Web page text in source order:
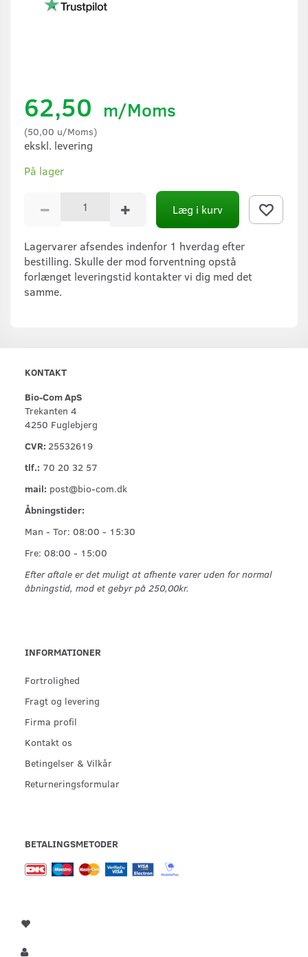
62,50 m/Moms
(50,00 u/Moms)
ekskl. levering
På lager
Læg i kurv
Lagervarer afsendes indenfor 1 hverdag efter
bestilling. Skulle der mod forventning opstå
forlænget leveringstid kontakter vi dig med det
samme.
KONTAKT
Bio-Com ApS
Trekanten 4
4250 Fuglebjerg
CVR: 25532619
tlf.: 70 20 32 57
mail: post@bio-com.dk
Åbningstider:
Man - Tor: 08:00 - 15:30
Fre: 08:00 - 15:00
Efter aftale er det muligt at afhente varer uden for normal
åbningstid, mod et gebyr på 250,00kr.
INFORMATIONER
Fortrolighed
Fragt og levering
Firma profil
Kontakt os
Betingelser & Vilkår
Returneringsformular
BETALINGSMETODER